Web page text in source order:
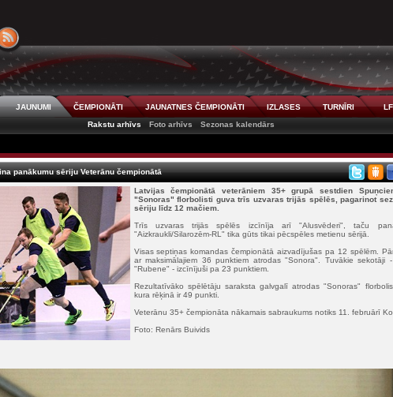
JAUNUMI ČEMPIONĀTI JAUNATNES ČEMPIONĀTI IZLASES TURNĪRI
Rakstu arhīvs
Foto arhīvs Sezonas kalendārs
panākumu sēriju Veterānu čempionātā
Latvijas čempionātā veterāniem 35+ grupā sestdien
"Sonoras" florbolisti guva trīs uzvaras trijās spēlēs, pagarinot
sēriju līdz 12 mačiem.
Trīs uzvaras trijās spēlēs izcīnīja arī "Alusvēderi", taču
"Aizkraukli/Silarozēm-RL" tika gūts tikai pēcspēles metienu sērijā.
Visas septiņas komandas čempionātā aizvadījušas pa 12 spēlēm.
ar maksimālajiem 36 punktiem atrodas "Sonora". Tuvākie sekotāji
"Rubene" - izcīnījuši pa 23 punktiem.
Rezultatīvāko spēlētāju saraksta galvgalī atrodas "Sonoras"
kura rēķinā ir 49 punkti.
Veterānu 35+ čempionāta nākamais sabraukums notiks 11. februārī
Foto: Renārs Buivids